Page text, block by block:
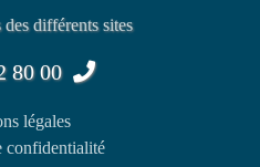
différents sites
80 00
légales
confidentialité